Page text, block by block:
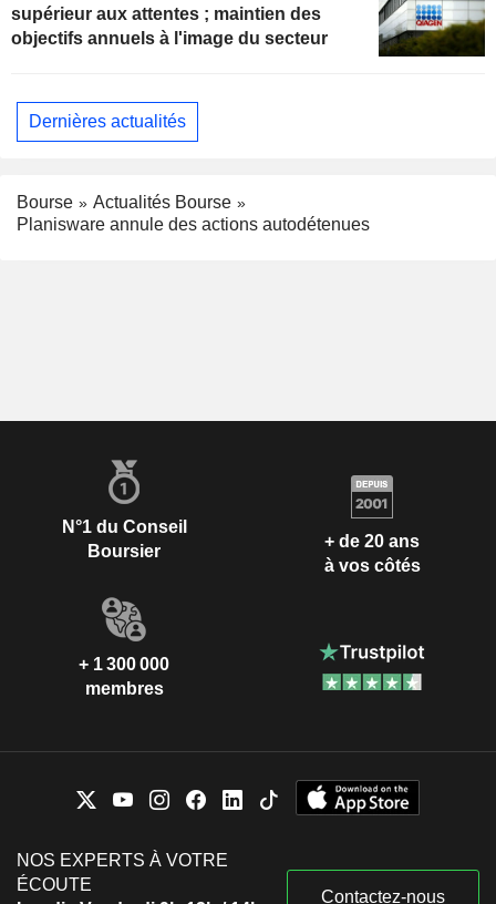
supérieur aux attentes ; maintien des
objectifs annuels à l'image du secteur
Dernières actualités
Bourse
Actualités Bourse
Planisware annule des actions autodétenues
N°1 du Conseil
Boursier
+ de 20 ans
à vos côtés
+ 1 300 000
membres
NOS EXPERTS À VOTRE
ÉCOUTE
Contactez-nous